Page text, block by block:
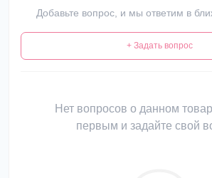
Добавьте вопрос, и мы ответим в
+ Задать вопрос
Нет вопросов о данном
первым и задайте свой